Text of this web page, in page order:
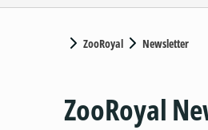
ZooRoyal Newsletter
ZooRoyal